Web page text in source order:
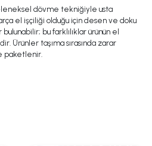
dövme tekniğiyle usta
el işçiliği olduğu için desen ve doku
bu farklılıklar ürünün el
Ürünler taşıma sırasında zarar
paketlenir.